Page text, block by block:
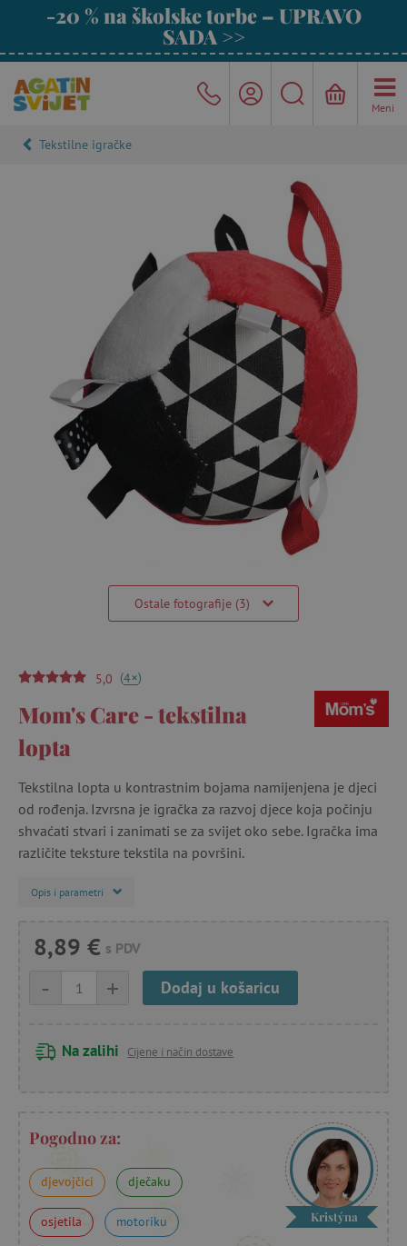
-20 % na školske torbe – UPRAVO
SADA >>
Meni
Tekstilne igračke
Ostale fotografije (3)
5,0 (4+)
Mom's Care - tekstilna
lopta
Tekstilna lopta u kontrastnim bojama namijenjena je djeci
od rođenja. Izvrsna je igračka za razvoj djece koja počinju
shvaćati stvari i zanimati se za svijet oko sebe. Igračka ima
različite teksture tekstila na površini.
Opis i parametri
8,89 € s PDV
+
- Dodaj u košaricu
Na zalihi Cijene i način dostave
Pogodno za:
djevojčici dječaku
osjetila motoriku Kristýna